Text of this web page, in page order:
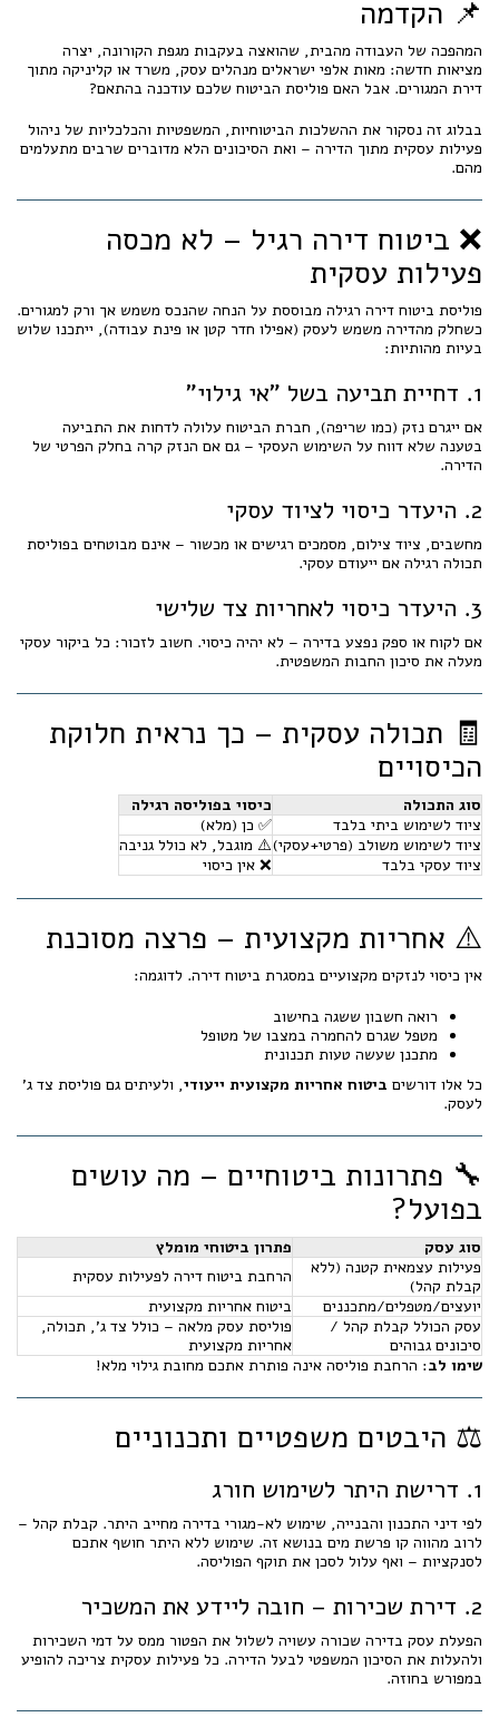
📌 הקדמה
המהפכה של העבודה מהבית, שהואצה בעקבות מגפת הקורונה, יצרה
מציאות חדשה: מאות אלפי ישראלים מנהלים עסק, משרד או קליניקה מתוך
דירת המגורים. אבל האם פוליסת הביטוח שלכם עודכנה בהתאם?
בבלוג זה נסקור את ההשלכות הביטוחיות, המשפטיות והכלכליות של ניהול
פעילות עסקית מתוך הדירה – ואת הסיכונים הלא מדוברים שרבים מתעלמים
מהם.
❌ ביטוח דירה רגיל – לא מכסה
פעילות עסקית
פוליסת ביטוח דירה רגילה מבוססת על הנחה שהנכס משמש אך ורק למגורים.
כשחלק מהדירה משמש לעסק (אפילו חדר קטן או פינת עבודה), ייתכנו שלוש
בעיות מהותיות:
1. דחיית תביעה בשל "אי גילוי"
אם ייגרם נזק (כמו שריפה), חברת הביטוח עלולה לדחות את התביעה
בטענה שלא דווח על השימוש העסקי – גם אם הנזק קרה בחלק הפרטי של
הדירה.
2. היעדר כיסוי לציוד עסקי
מחשבים, ציוד צילום, מסמכים רגישים או מכשור – אינם מבוטחים בפוליסת
תכולה רגילה אם ייעודם עסקי.
3. היעדר כיסוי לאחריות צד שלישי
אם לקוח או ספק נפצע בדירה – לא יהיה כיסוי. חשוב לזכור: כל ביקור עסקי
מעלה את סיכון החבות המשפטית.
🧾 תכולה עסקית – כך נראית חלוקת
הכיסויים
סוג התכולה
כיסוי בפוליסה רגילה
ציוד לשימוש ביתי בלבד
✅ כן (מלא)
ציוד לשימוש משולב (פרטי+עסקי)⚠️ מוגבל, לא כולל גניבה
ציוד עסקי בלבד
❌ אין כיסוי
⚠️ אחריות מקצועית – פרצה מסוכנת
אין כיסוי לנזקים מקצועיים במסגרת ביטוח דירה. לדוגמה:
רואה חשבון ששגה בחישוב
מטפל שגרם להחמרה במצבו של מטופל
מתכנן שעשה טעות תכנונית
כל אלו דורשים ביטוח אחריות מקצועית ייעודי, ולעיתים גם פוליסת צד ג'
לעסק.
🔧 פתרונות ביטוחיים – מה עושים
בפועל?
סוג עסק
פתרון ביטוחי מומלץ
פעילות עצמאית קטנה (ללא
קבלת קהל)
הרחבת ביטוח דירה לפעילות עסקית
יועצים/מטפלים/מתכננים
ביטוח אחריות מקצועית
עסק הכולל קבלת קהל /
סיכונים גבוהים
פוליסת עסק מלאה – כולל צד ג', תכולה,
אחריות מקצועית
שימו לב: הרחבת פוליסה אינה פותרת אתכם מחובת גילוי מלא!
⚖️ היבטים משפטיים ותכנוניים
1. דרישת היתר לשימוש חורג
לפי דיני התכנון והבנייה, שימוש לא-מגורי בדירה מחייב היתר. קבלת קהל –
לרוב מהווה קו פרשת מים בנושא זה. שימוש ללא היתר חושף אתכם
לסנקציות – ואף עלול לסכן את תוקף הפוליסה.
2. דירת שכירות – חובה ליידע את המשכיר
הפעלת עסק בדירה שכורה עשויה לשלול את הפטור ממס על דמי השכירות
ולהעלות את הסיכון המשפטי לבעל הדירה. כל פעילות עסקית צריכה להופיע
במפורש בחוזה.